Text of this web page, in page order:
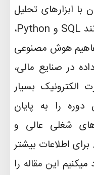
ابزارهای تحلیل
و SQL
،
هوش مصنوعی
در صنایع مالی،
بسیار
را به پایان
شغلی عالی و
اطلاعات بیشتر
میکنیم این مقاله را